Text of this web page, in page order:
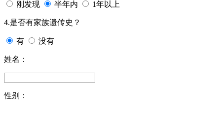
刚发现 半年内 1年以上
4.是否有家族遗传史？
有 没有
姓名：
性别：